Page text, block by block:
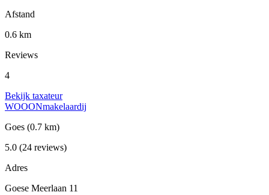
Afstand
0.6 km
Reviews
4
Bekijk taxateur
WOOONmakelaardij
Goes (0.7 km)
5.0 (24 reviews)
Adres
Goese Meerlaan 11